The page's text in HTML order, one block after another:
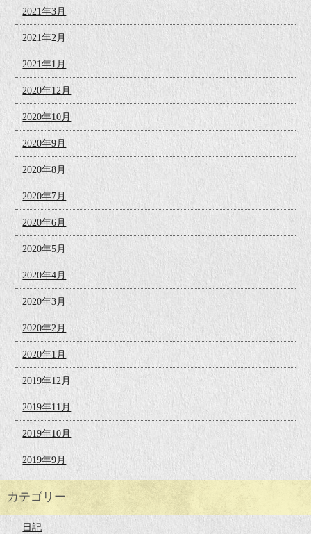
2021年3月
2021年2月
2021年1月
2020年12月
2020年10月
2020年9月
2020年8月
2020年7月
2020年6月
2020年5月
2020年4月
2020年3月
2020年2月
2020年1月
2019年12月
2019年11月
2019年10月
2019年9月
カテゴリー
日記